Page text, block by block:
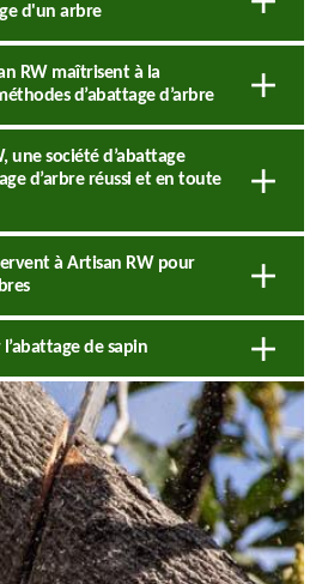
d'un arbre
RW maîtrisent à la
d’abattage d’arbre
une société d’abattage
d’arbre réussi et en toute
à Artisan RW pour
de sapin